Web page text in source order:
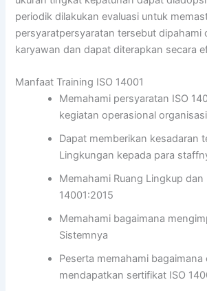
periodik dilakukan evaluasi untuk
persyaratpersyaratan tersebut dipahami
karyawan dan dapat diterapkan secara
Manfaat Training ISO 14001
Memahami persyaratan ISO
kegiatan operasional
Dapat memberikan kesadaran
Lingkungan kepada para
Memahami Ruang Lingkup dan
14001:2015
Memahami bagaimana
Sistemnya
Peserta memahami bagaimana
mendapatkan sertifikat ISO